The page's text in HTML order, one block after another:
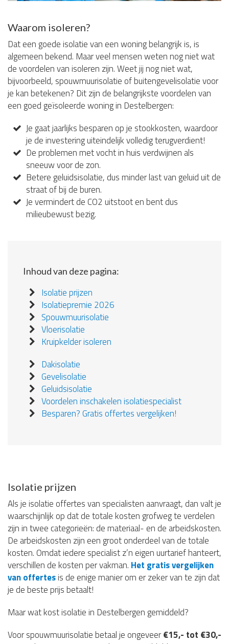
Waarom isoleren?
Dat een goede isolatie van een woning belangrijk is, is
algemeen bekend. Maar veel mensen weten nog niet wat
de voordelen van isoleren zijn. Weet jij nog niet wat,
bijvoorbeeld, spouwmuurisolatie of buitengevelisolatie voor
je kan betekenen? Dit zijn de belangrijkste voordelen van
een goed geïsoleerde woning in Destelbergen:
Je gaat jaarlijks besparen op je stookkosten, waardoor
je de investering uiteindelijk volledig terugverdient!
De problemen met vocht in huis verdwijnen als
sneeuw voor de zon.
Betere geluidsisolatie, dus minder last van geluid uit de
straat of bij de buren.
Je vermindert de CO2 uitstoot en bent dus
milieubewust bezig.
Inhoud van deze pagina:
Isolatie prijzen
Isolatiepremie 2026
Spouwmuurisolatie
Vloerisolatie
Kruipkelder isoleren
Dakisolatie
Gevelisolatie
Geluidsisolatie
Voordelen inschakelen isolatiespecialist
Besparen? Gratis offertes vergelijken!
Isolatie prijzen
Als je isolatie offertes van specialisten aanvraagt, dan valt je
waarschijnlijk op dat de totale kosten grofweg te verdelen
zijn in twee categorieën: de materiaal- en de arbeidskosten.
De arbeidskosten zijn een groot onderdeel van de totale
kosten. Omdat iedere specialist z’n eigen uurtarief hanteert,
verschillen de kosten per vakman. Het gratis vergelijken
van offertesis de enige manier om er zeker van te zijn dat
je de beste prijs betaalt!
Maar wat kost isolatie in Destelbergen gemiddeld?
Voor spouwmuurisolatie betaal je ongeveer€15,- tot €30,-